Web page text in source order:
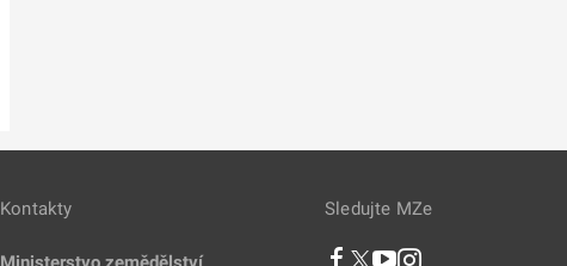
Kontakty Sledujte MZe